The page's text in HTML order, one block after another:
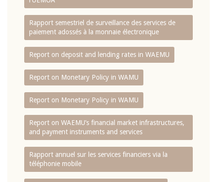
Rapport semestriel de surveillance des services de
paiement adossés à la monnaie électronique
Report on deposit and lending rates in WAEMU
Report on Monetary Policy in WAMU
Report on Monetary Policy in WAMU
Report on WAEMU’s financial market infrastructures,
and payment instruments and services
Rapport annuel sur les services financiers via la
téléphonie mobile